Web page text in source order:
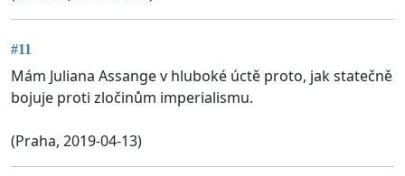
#11
Mám Juliana Assange v hluboké úctě proto, jak statečně
bojuje proti zločinům imperialismu.
(Praha, 2019-04-13)